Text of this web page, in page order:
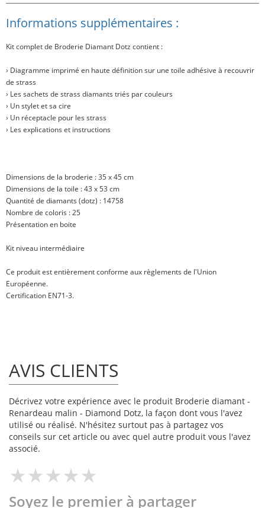
Informations supplémentaires :
Kit complet de Broderie Diamant Dotz contient :
› Diagramme imprimé en haute définition sur une toile adhésive à recouvrir
de strass
› Les sachets de strass diamants triés par couleurs
› Un stylet et sa cire
› Un réceptacle pour les strass
› Les explications et instructions
Dimensions de la broderie : 35 x 45 cm
Dimensions de la toile : 43 x 53 cm
Quantité de diamants (dotz) : 14758
Nombre de coloris : 25
Présentation en boite
Kit niveau intermédiaire
Ce produit est entièrement conforme aux règlements de l'Union
Européenne.
Certification EN71-3.
AVIS CLIENTS
Décrivez votre expérience avec le produit Broderie diamant -
Renardeau malin - Diamond Dotz, la façon dont vous l'avez
utilisé ou réalisé. N'hésitez surtout pas à partagez vos
conseils sur cet article ou avec quel autre produit vous l'avez
associé.
Soyez le premier à partager